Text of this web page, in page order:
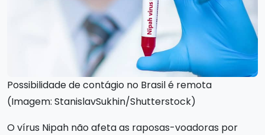
Possibilidade de contágio no Brasil é remota
(Imagem: StanislavSukhin/Shutterstock)
O vírus Nipah não afeta as raposas-voadoras por